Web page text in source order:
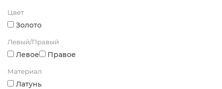
Цвет
Золото
Левый/Правый
Левое Правое
Материал
Латунь